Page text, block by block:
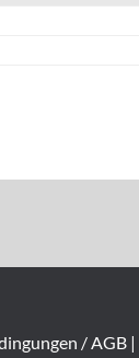
/ AGB|